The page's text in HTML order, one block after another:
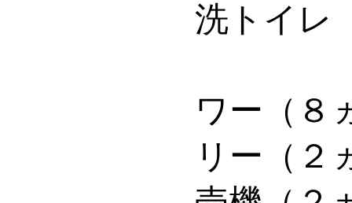
洗トイレ
ワー（８
リー（２